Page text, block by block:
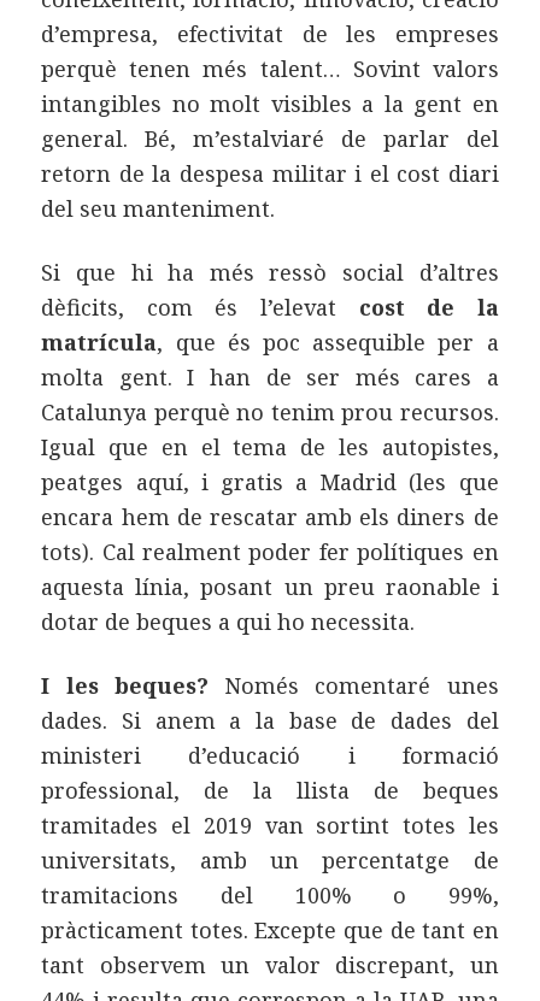
d’empresa, efectivitat de les empreses
perquè tenen més talent… Sovint valors
intangibles no molt visibles a la gent en
general. Bé, m’estalviaré de parlar del
retorn de la despesa militar i el cost diari
del seu manteniment.
Si que hi ha més ressò social d’altres
dèficits, com és l’elevat cost de la
matrícula, que és poc assequible per a
molta gent. I han de ser més cares a
Catalunya perquè no tenim prou recursos.
Igual que en el tema de les autopistes,
peatges aquí, i gratis a Madrid (les que
encara hem de rescatar amb els diners de
tots). Cal realment poder fer polítiques en
aquesta línia, posant un preu raonable i
dotar de beques a qui ho necessita.
I les beques? Només comentaré unes
dades. Si anem a la base de dades del
ministeri d’educació i formació
professional, de la llista de beques
tramitades el 2019 van sortint totes les
universitats, amb un percentatge de
tramitacions del 100% o 99%,
pràcticament totes. Excepte que de tant en
tant observem un valor discrepant, un